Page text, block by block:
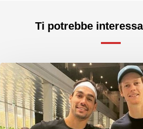
Ti potrebbe